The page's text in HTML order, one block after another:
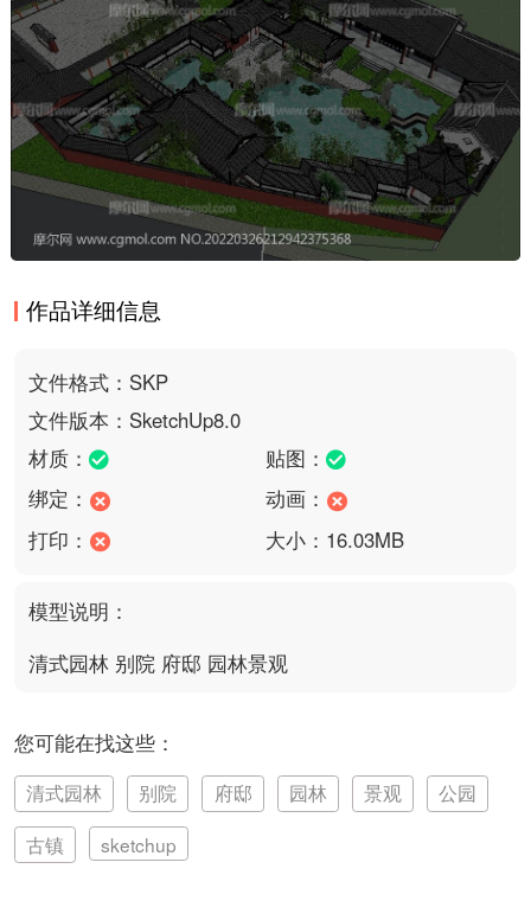
作品详细信息
文件格式：SKP
文件版本：SketchUp8.0
材质：
贴图：
绑定：
动画：
打印：
大小：16.03MB
模型说明：
清式园林 别院 府邸 园林景观
您可能在找这些：
清式园林 别院 府邸 园林 景观
公园
古镇
sketchup